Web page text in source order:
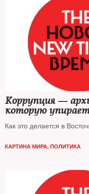
Коррупция —
которую
Как это делается в
КАРТИНА МИРА, ПОЛИТИКА